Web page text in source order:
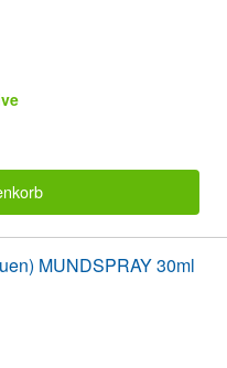
MUNDSPRAY 30ml